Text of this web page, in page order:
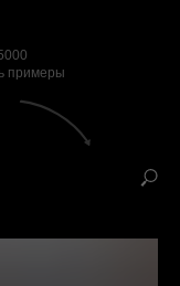
примеры